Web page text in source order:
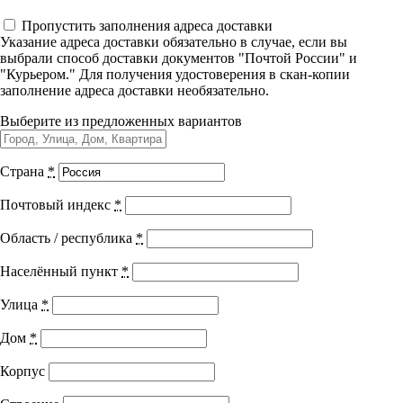
медицине
Здравоохранение и медицинские
науки
Образование и педагогические науки
Социология и социальная работа
Профессиональное обучение рабочих
и служащих
История и археология
Психологические науки
Техносферная безопасность и ОТ
Бережливые технологии в
медицинском учреждении.
Базовый уровень
Город выдачи документа:г. Тольятти
Код программы: 31.001.24
Академических часов:
Подходит специальностям
Организация здравоохранения и общественное здоровье
Показать все специальности +
Оплачивайте программу онлайн и экономьте 10% от стоимости
Пропустить заполнения адреса доставки
Указание адреса доставки обязательно в случае, если вы
выбрали способ доставки документов "Почтой России" и
"Курьером." Для получения удостоверения в скан-копии
заполнение адреса доставки необязательно.
Выберите из предложенных вариантов
Страна *
Почтовый индекс *
Область / республика *
Населённый пункт *
Улица *
Дом *
Корпус